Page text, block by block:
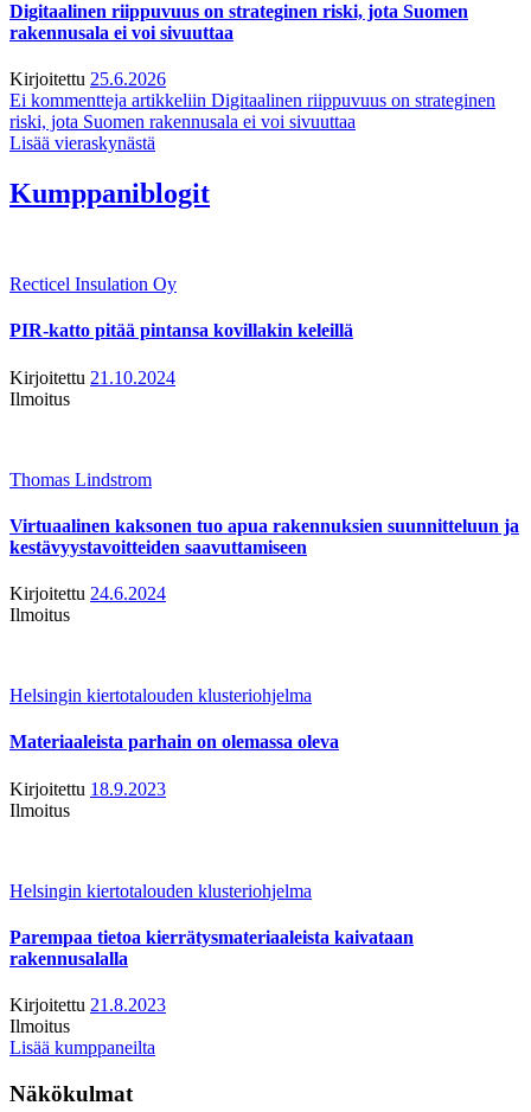
Digitaalinen riippuvuus on strateginen riski, jota Suomen
rakennusala ei voi sivuuttaa
Kirjoitettu 25.6.2026
Ei kommentteja artikkeliin Digitaalinen riippuvuus on strateginen
riski, jota Suomen rakennusala ei voi sivuuttaa
Lisää vieraskynästä
Kumppaniblogit
Recticel Insulation Oy
PIR-katto pitää pintansa kovillakin keleillä
Kirjoitettu 21.10.2024
Ilmoitus
Thomas Lindstrom
Virtuaalinen kaksonen tuo apua rakennuksien suunnitteluun ja
kestävyystavoitteiden saavuttamiseen
Kirjoitettu 24.6.2024
Ilmoitus
Helsingin kiertotalouden klusteriohjelma
Materiaaleista parhain on olemassa oleva
Kirjoitettu 18.9.2023
Ilmoitus
Helsingin kiertotalouden klusteriohjelma
Parempaa tietoa kierrätysmateriaaleista kaivataan
rakennusalalla
Kirjoitettu 21.8.2023
Ilmoitus
Lisää kumppaneilta
Näkökulmat